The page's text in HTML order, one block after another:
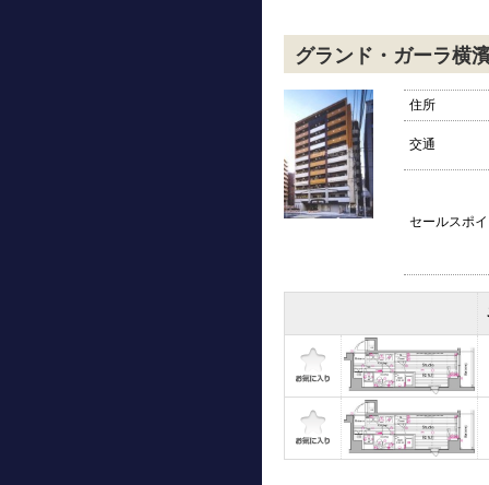
グランド・ガーラ横
住所
交通
セールスポ